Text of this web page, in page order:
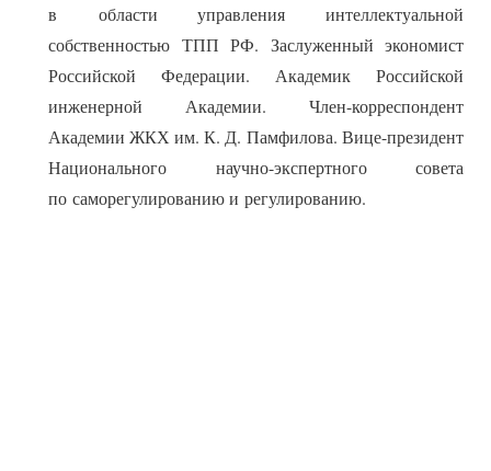
в области управления интеллектуальной
собственностью ТПП РФ. Заслуженный экономист
Российской Федерации. Академик Российской
инженерной Академии. Член-корреспондент
Академии ЖКХ им. К. Д. Памфилова. Вице-президент
Национального научно-экспертного совета
по саморегулированию и регулированию.